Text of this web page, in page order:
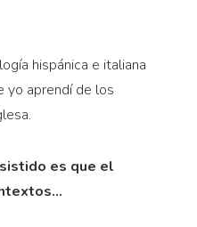
hispánica e italiana
yo aprendí de los
es que el